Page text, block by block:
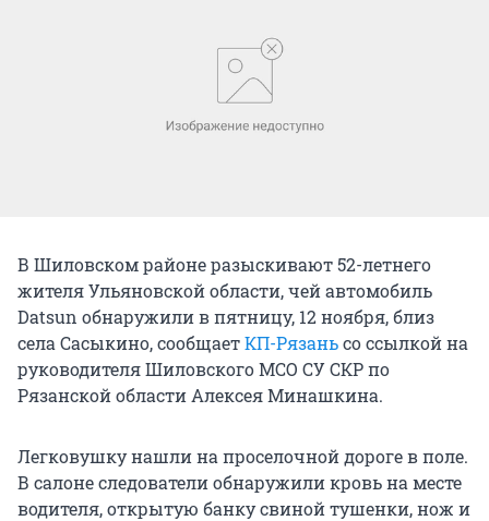
В Шиловском районе разыскивают 52-летнего
жителя Ульяновской области, чей автомобиль
Datsun обнаружили в пятницу, 12 ноября, близ
села Сасыкино, сообщаетКП-Рязаньсо ссылкой на
руководителя Шиловского МСО СУ СКР по
Рязанской области Алексея Минашкина.
Легковушку нашли на проселочной дороге в поле.
В салоне следователи обнаружили кровь на месте
водителя, открытую банку свиной тушенки, нож и